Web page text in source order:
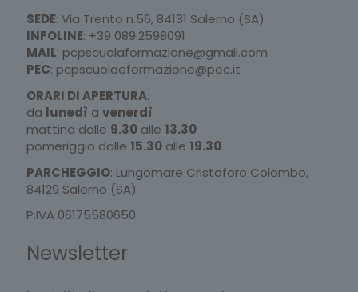
SEDE: Via Trento n.56, 84131 Salerno (SA)
INFOLINE: +39 089.2598091
MAIL: pcpscuolaformazione@gmail.com
PEC: pcpscuolaeformazione@pec.it
ORARI DI APERTURA:
da lunedì a venerdì
mattina dalle 9.30 alle 13.30
pomeriggio dalle 15.30 alle 19.30
PARCHEGGIO: Lungomare Cristoforo Colombo,
84129 Salerno (SA)
P.IVA 06175580650
Newsletter